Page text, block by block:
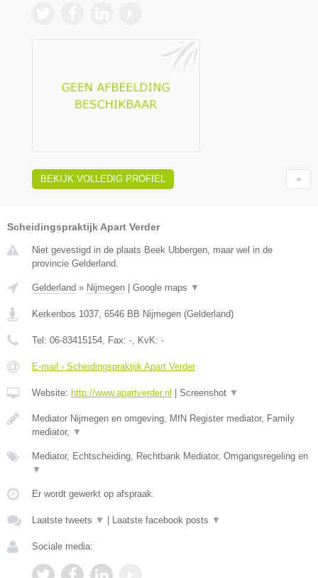
BEKIJK VOLLEDIG PROFIEL
Scheidingspraktijk Apart Verder
Niet gevestigd in de plaats Beek Ubbergen, maar wel in de
provincie Gelderland.
Gelderland » Nijmegen | Google maps ▼
Kerkenbos 1037 6546 BB Nijmegen (Gelderland)
Tel: 06-83415154 , Fax: - , KvK: -
E-mail › Scheidingspraktijk Apart Verder
Website: http://www.apartverder.nl | Screenshot ▼
Mediator Nijmegen en omgeving, MfN Register mediator, Family
mediator,
▼
Mediator, Echtscheiding, Rechtbank Mediator, Omgangsregeling en
▼
Er wordt gewerkt op afspraak.
Laatste tweets ▼ | Laatste facebook posts ▼
Sociale media: